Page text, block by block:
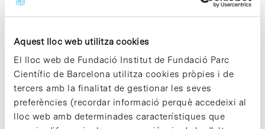
Aquest lloc web utilitza cookies
El lloc web de Fundació Institut de Fundació Parc
Científic de Barcelona utilitza cookies pròpies i de
tercers amb la finalitat de gestionar les seves
preferències (recordar informació perquè accedeixi al
lloc web amb determinades característiques que
12 febrer 2025 @ 12:00 13:30